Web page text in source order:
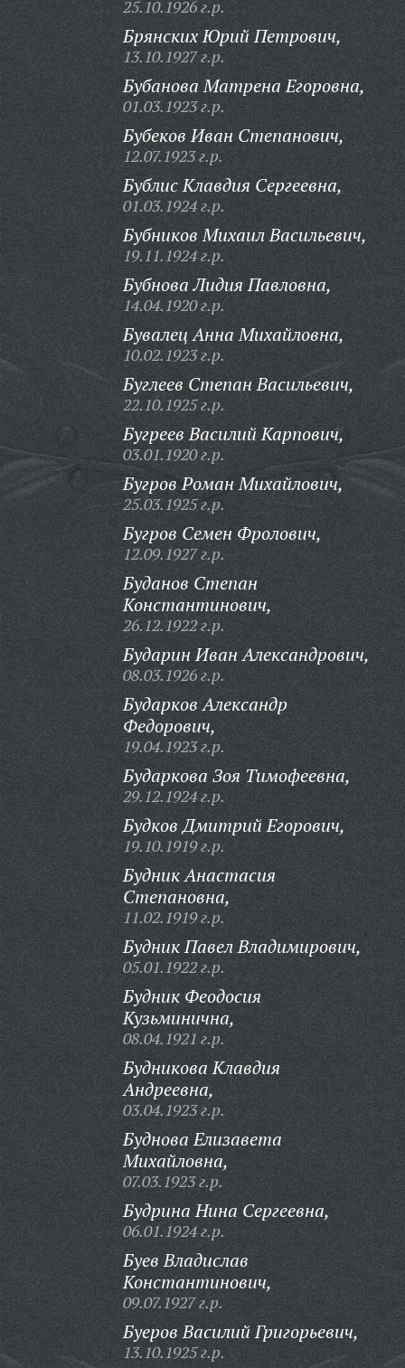
25.10.1926 г.р.
Брянских Юрий Петрович,
13.10.1927 г.р.
Бубанова Матрена Егоровна,
01.03.1923 г.р.
Бубеков Иван Степанович,
12.07.1923 г.р.
Бублис Клавдия Сергеевна,
01.03.1924 г.р.
Бубников Михаил Васильевич,
19.11.1924 г.р.
Бубнова Лидия Павловна,
14.04.1920 г.р.
Бувалец Анна Михайловна,
10.02.1923 г.р.
Буглеев Степан Васильевич,
22.10.1925 г.р.
Бугреев Василий Карпович,
03.01.1920 г.р.
Бугров Роман Михайлович,
25.03.1925 г.р.
Бугров Семен Фролович,
12.09.1927 г.р.
Буданов Степан
Константинович,
26.12.1922 г.р.
Бударин Иван Александрович,
08.03.1926 г.р.
Бударков Александр
Федорович,
19.04.1923 г.р.
Бударкова Зоя Тимофеевна,
29.12.1924 г.р.
Будков Дмитрий Егорович,
19.10.1919 г.р.
Будник Анастасия
Степановна,
11.02.1919 г.р.
Будник Павел Владимирович,
05.01.1922 г.р.
Будник Феодосия
Кузьминична,
08.04.1921 г.р.
Будникова Клавдия
Андреевна,
03.04.1923 г.р.
Буднова Елизавета
Михайловна,
07.03.1923 г.р.
Будрина Нина Сергеевна,
06.01.1924 г.р.
Буев Владислав
Константинович,
09.07.1927 г.р.
Буеров Василий Григорьевич,
13.10.1925 г.р.